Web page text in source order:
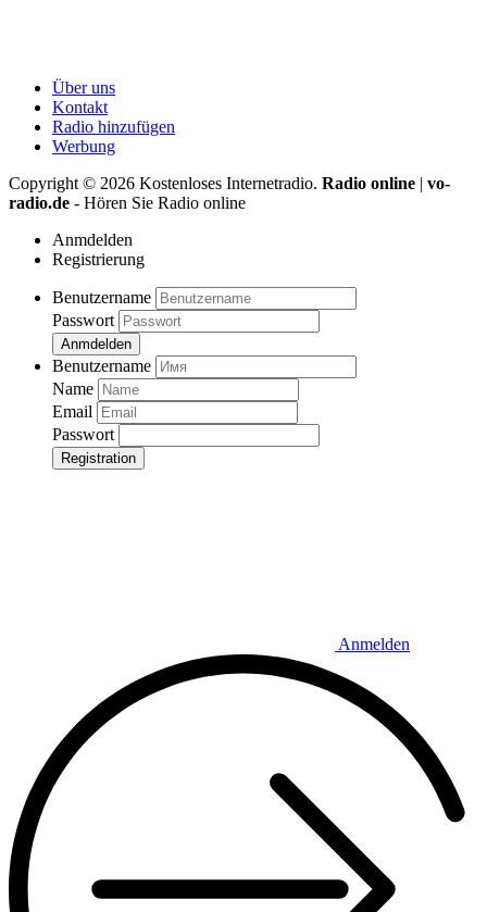
Über uns
Kontakt
Radio hinzufügen
Werbung
Copyright © 2026 Kostenloses Internetradio. Radio online | vo-
radio.de - Hören Sie Radio online
Anmdelden
Registrierung
Benutzername
Passwort
Anmdelden
Benutzername
Name
Email
Passwort
Registration
Anmelden